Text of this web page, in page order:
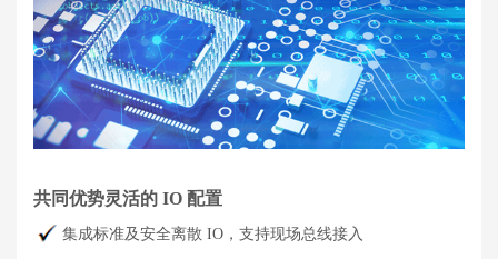
共同优势灵活的 IO 配置
集成标准及安全离散 IO，支持现场总线接入